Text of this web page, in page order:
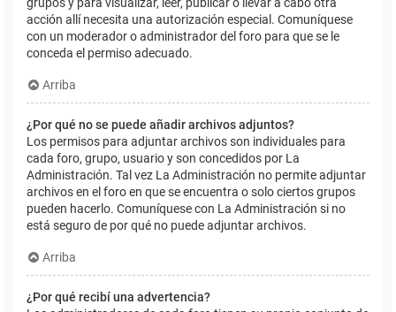
grupos y para visualizar, leer, publicar o llevar a cabo otra
acción allí necesita una autorización especial. Comuníquese
con un moderador o administrador del foro para que se le
conceda el permiso adecuado.
Arriba
¿Por qué no se puede añadir archivos adjuntos?
Los permisos para adjuntar archivos son individuales para
cada foro, grupo, usuario y son concedidos por La
Administración. Tal vez La Administración no permite adjuntar
archivos en el foro en que se encuentra o solo ciertos grupos
pueden hacerlo. Comuníquese con La Administración si no
está seguro de por qué no puede adjuntar archivos.
Arriba
¿Por qué recibí una advertencia?